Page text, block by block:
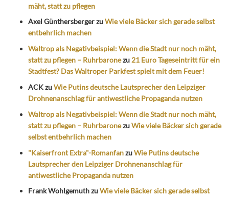
mäht, statt zu pflegen
Axel GünthersbergerzuWie viele Bäcker sich gerade selbst
entbehrlich machen
Waltrop als Negativbeispiel: Wenn die Stadt nur noch mäht,
statt zu pflegen – Ruhrbaronezu 21 Euro Tageseintritt für ein
Stadtfest? Das Waltroper Parkfest spielt mit dem Feuer!
ACKzuWie Putins deutsche Lautsprecher den Leipziger
Drohnenanschlag für antiwestliche Propaganda nutzen
Waltrop als Negativbeispiel: Wenn die Stadt nur noch mäht,
statt zu pflegen – RuhrbaronezuWie viele Bäcker sich gerade
selbst entbehrlich machen
"Kaiserfront Extra"-RomanfanzuWie Putins deutsche
Lautsprecher den Leipziger Drohnenanschlag für
antiwestliche Propaganda nutzen
Frank WohlgemuthzuWie viele Bäcker sich gerade selbst